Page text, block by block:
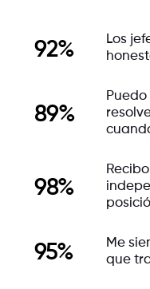
92%
Los
89%
98%
95%
Me
que